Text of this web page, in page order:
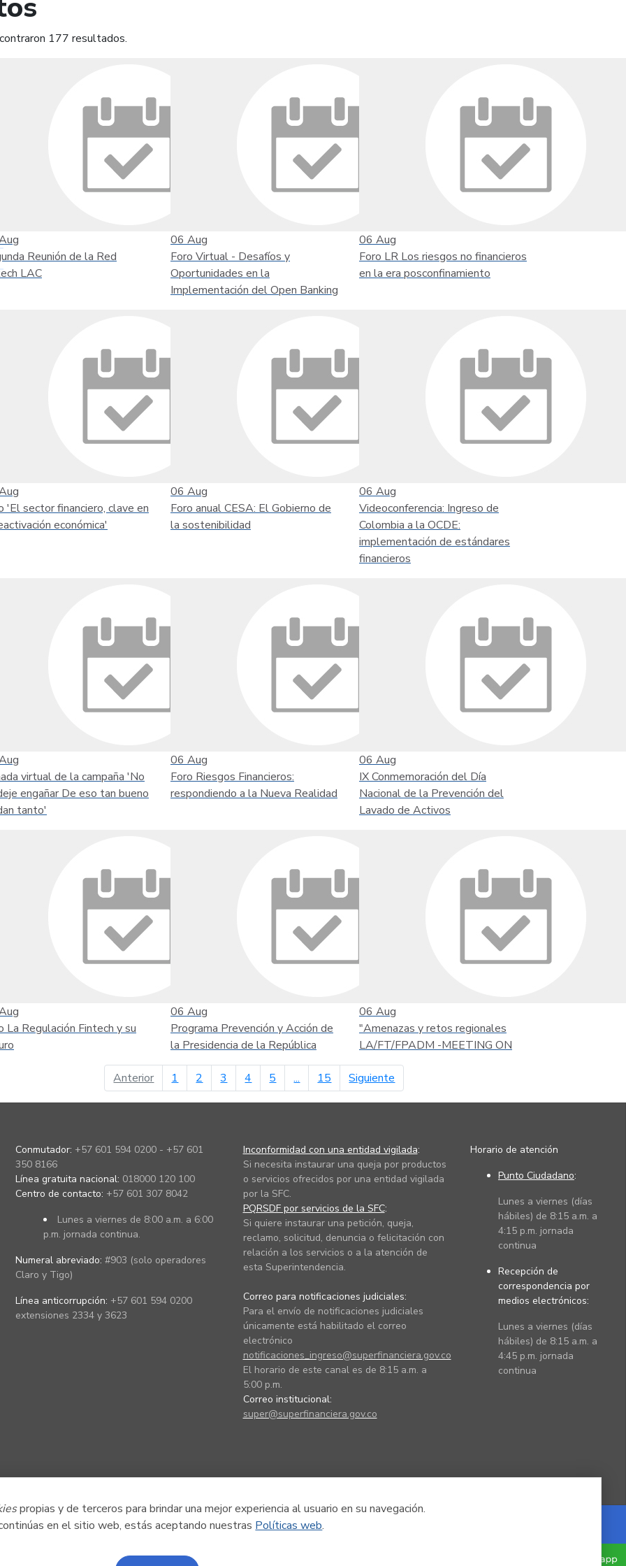
propias y de terceros para brindar una mejor experiencia al usuario en su navegación.
en el sitio web, estás aceptando nuestras Políticas web.
177 resultados.
Reunión de la Red
LAC
06 Aug
Foro Virtual - Desafíos y
Oportunidades en la
Implementación del Open Banking
06 Aug
Foro LR Los riesgos no financieros
en la era posconfinamiento
'El sector financiero, clave en
económica'
06 Aug
Foro anual CESA: El Gobierno de
la sostenibilidad
06 Aug
Videoconferencia: Ingreso de
Colombia a la OCDE:
implementación de estándares
financieros
virtual de la campaña 'No
engañar De eso tan bueno
tanto'
06 Aug
Foro Riesgos Financieros:
respondiendo a la Nueva Realidad
06 Aug
IX Conmemoración del Día
Nacional de la Prevención del
Lavado de Activos
La Regulación Fintech y su
06 Aug
Programa Prevención y Acción de
la Presidencia de la República
06 Aug
"Amenazas y retos regionales
LA/FT/FPADM -MEETING ON
Anteriorpágina anterior
1 2 3 4 5 ... 15 Siguiente
Conmutador: +57 601 594 0200 - +57 601
350 8166
Línea gratuita nacional: 018000 120 100
Centro de contacto: +57 601 307 8042
Lunes a viernes de 8:00 a.m. a 6:00
p.m. jornada continua.
Numeral abreviado: #903 (solo operadores
Claro y Tigo)
Línea anticorrupción: +57 601 594 0200
extensiones 2334 y 3623
Inconformidad con una entidad vigilada:
Si necesita instaurar una queja por productos
o servicios ofrecidos por una entidad vigilada
por la SFC.
PQRSDF por servicios de la SFC:
Si quiere instaurar una petición, queja,
reclamo, solicitud, denuncia o felicitación con
relación a los servicios o a la atención de
esta Superintendencia.
Correo para notificaciones judiciales:
Para el envío de notificaciones judiciales
únicamente está habilitado el correo
electrónico
notificaciones_ingreso@superfinanciera.gov.co
El horario de este canal es de 8:15 a.m. a
5:00 p.m.
Correo institucional:
super@superfinanciera.gov.co
Horario de atención
Punto Ciudadano:
Lunes a viernes (días
hábiles) de 8:15 a.m. a
4:15 p.m. jornada
continua
Recepción de
correspondencia por
medios electrónicos:
Lunes a viernes (días
hábiles) de 8:15 a.m. a
4:45 p.m. jornada
continua
Powered by Nexura